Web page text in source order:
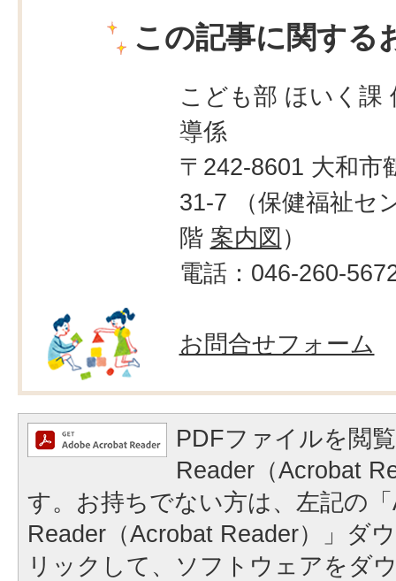
この記事に関する
こども部 ほいく課
導係
〒242-8601 大和市
31-7 （保健福祉セ
階 案内図 ）
電話：046-260-
お問合せフォーム
PDFファイルを閲
Reader（Acrobat
す。お持ちでない方は、左記の
Reader（Acrobat Reader）」ダ
リックして、ソフトウェアをダ